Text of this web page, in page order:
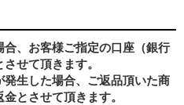
、お客様ご指定の口座（銀行
せて頂きます。
生した場合、ご返品頂いた商
とさせて頂きます。